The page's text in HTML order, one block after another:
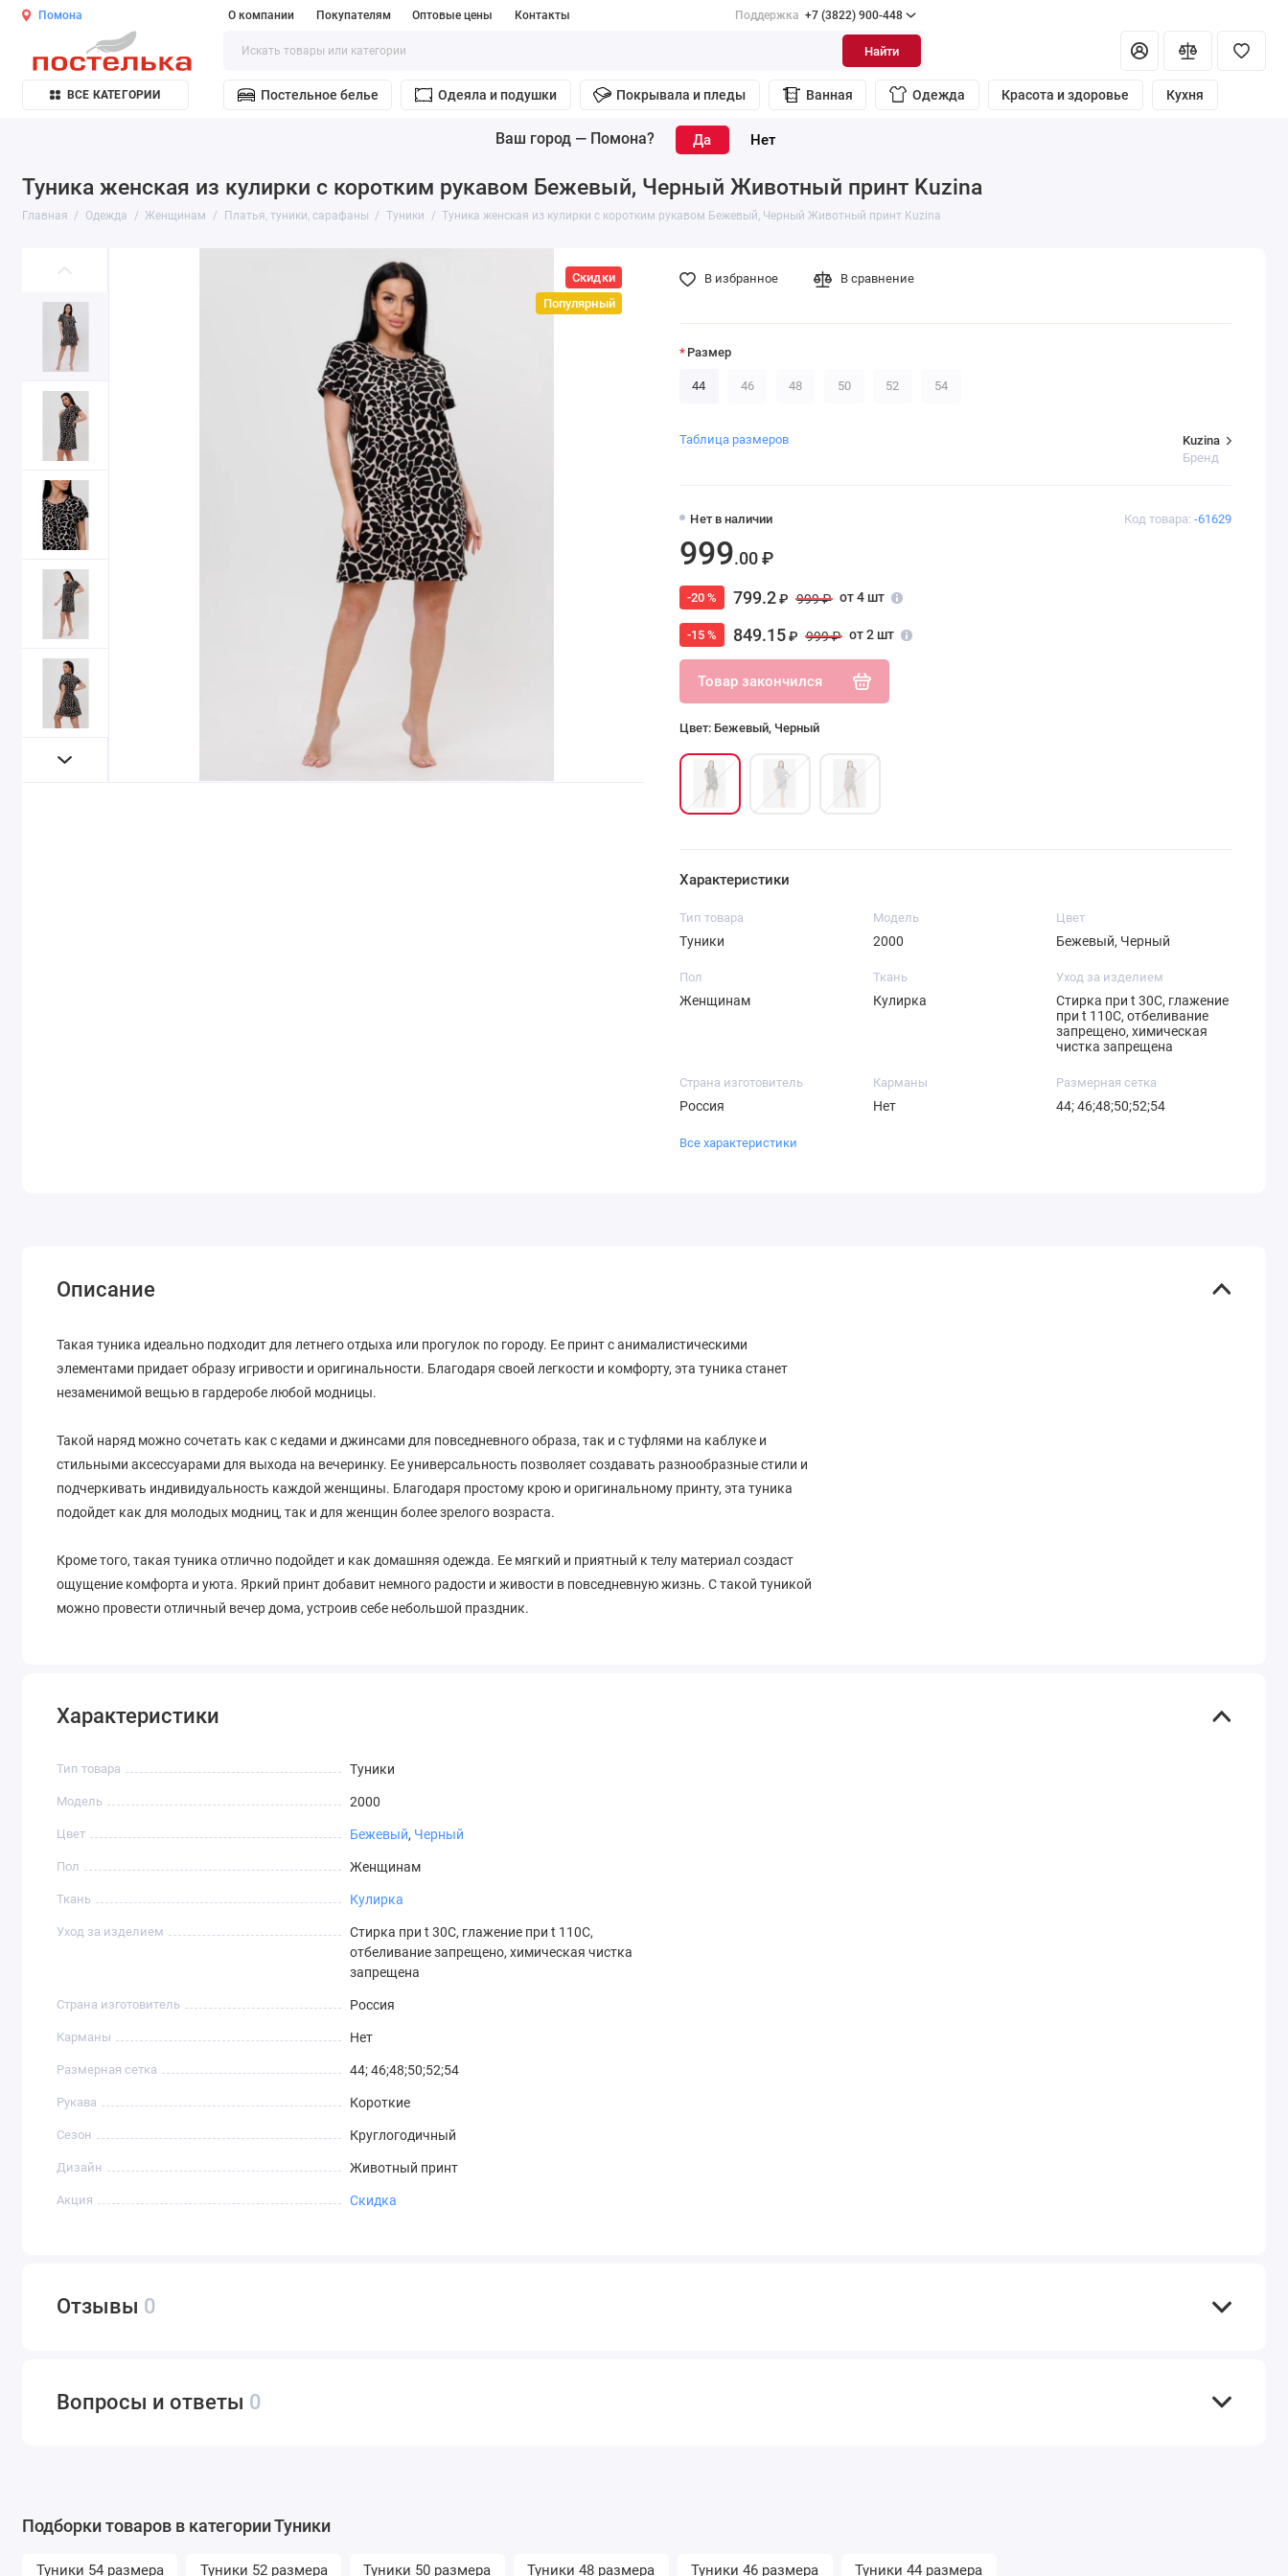
Помона О компании Покупателям Оптовые цены Контакты Поддержка +7 (3822) 900-448
Найти
ВСЕ КАТЕГОРИИ Постельное белье Одеяла и подушки Покрывала и пледы Ванная Одежда Красота и здоровье Кухня
Ваш город — Помона?
Туника женская из кулирки с коротким рукавом Бежевый, Черный Животный принт Kuzina
Главная Одежда Женщинам Платья, туники, сарафаны Туники Туника женская из кулирки с коротким рукавом Бежевый, Черный Животный принт Kuzina
Скидки
Популярный
Код товара: -61629
Kuzina
Бренд
Нет в наличии
999.00 ₽
-20 % 799.2₽ 999 ₽ от 4 шт
-15 % 849.15₽ 999 ₽ от 2 шт
Товар закончился
Цвет: Бежевый, Черный
В избранное В сравнение
Размер
44 46 48 50 52 54
Таблица размеров
Характеристики
Тип товара
Туники
Модель
2000
Цвет
Бежевый, Черный
Пол
Женщинам
Ткань
Кулирка
Уход за изделием
Стирка при t 30С, глажение
при t 110С, отбеливание
запрещено, химическая
чистка запрещена
Страна изготовитель
Россия
Карманы
Нет
Размерная сетка
44; 46;48;50;52;54
Все характеристики
Описание
Такая туника идеально подходит для летнего отдыха или прогулок по городу. Ее принт с анималистическими
элементами придает образу игривости и оригинальности. Благодаря своей легкости и комфорту, эта туника станет
незаменимой вещью в гардеробе любой модницы.
Такой наряд можно сочетать как с кедами и джинсами для повседневного образа, так и с туфлями на каблуке и
стильными аксессуарами для выхода на вечеринку. Ее универсальность позволяет создавать разнообразные стили и
подчеркивать индивидуальность каждой женщины. Благодаря простому крою и оригинальному принту, эта туника
подойдет как для молодых модниц, так и для женщин более зрелого возраста.
Кроме того, такая туника отлично подойдет и как домашняя одежда. Ее мягкий и приятный к телу материал создаст
ощущение комфорта и уюта. Яркий принт добавит немного радости и живости в повседневную жизнь. С такой туникой
можно провести отличный вечер дома, устроив себе небольшой праздник.
Характеристики
Тип товара Туники
Модель 2000
Цвет Бежевый, Черный
Пол Женщинам
Ткань Кулирка
Уход за изделием
Стирка при t 30С, глажение при t 110С,
отбеливание запрещено, химическая чистка
запрещена
Страна изготовитель Россия
Карманы Нет
Размерная сетка 44; 46;48;50;52;54
Рукава Короткие
Сезон Круглогодичный
Дизайн Животный принт
Акция Скидка
Отзывы 0
Вопросы и ответы 0
Подборки товаров в категории Туники
Туники 54 размера Туники 52 размера Туники 50 размера Туники 48 размера Туники 46 размера Туники 44 размера